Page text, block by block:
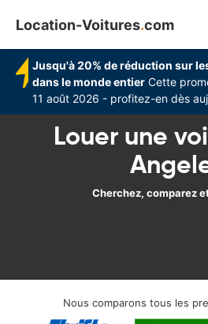
Location-Voitures.com
Jusqu'à 20% de réduction sur
dans le monde entier Cette
11 août 2026 - profitez-en dès
Louer une
Cherchez, comparez
Nous comparons tous les